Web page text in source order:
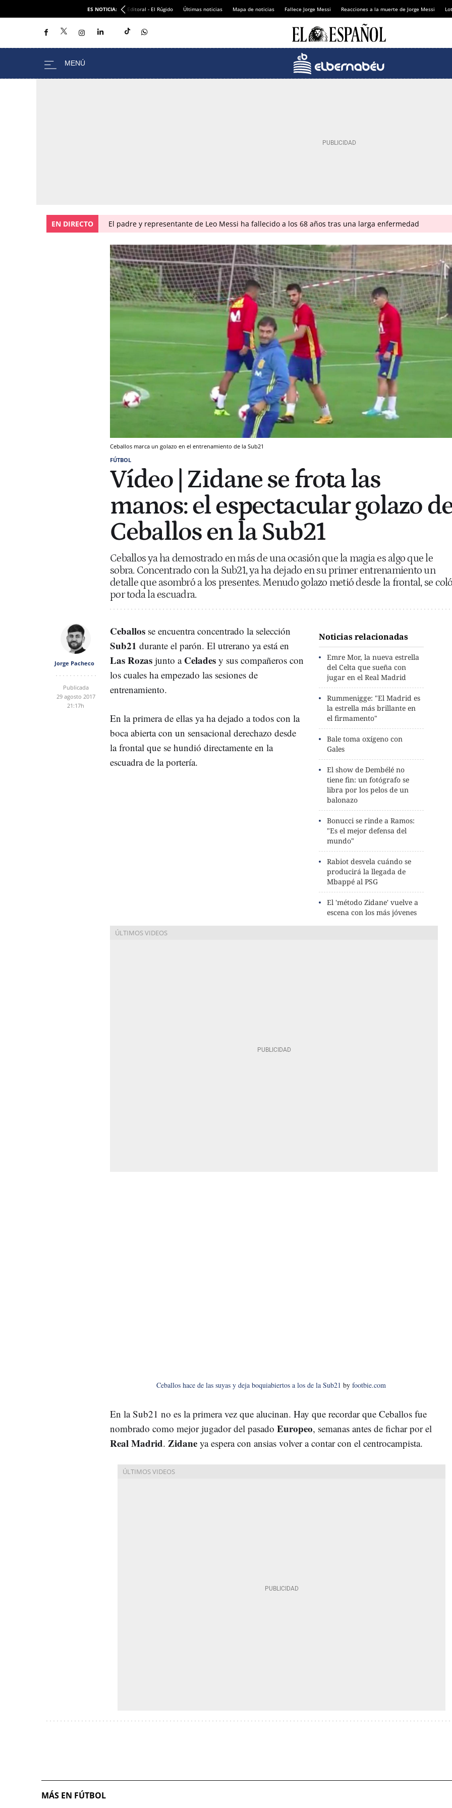
ES NOTICIA: Editoral - El Rúgido Últimas noticias Mapa de noticias Fallece Jorge Messi Reacciones a la muerte de Jorge Messi
EN DIRECTO El padre y representante de Leo Messi ha fallecido a los 68 años tras una larga enfermedad
Ceballos marca un golazo en el entrenamiento de la Sub21
FÚTBOL
Vídeo | Zidane se frota las
manos: el espectacular golazo
Ceballos en la Sub21
Ceballos ya ha demostrado en más de una ocasión que la magia es algo que le
sobra. Concentrado con la Sub21, ya ha dejado en su primer entrenamiento un
detalle que asombró a los presentes. Menudo golazo metió desde la frontal, se
por toda la escuadra.
Jorge Pacheco
Publicada
29 agosto 2017
21:17h
Noticias relacionadas
Emre Mor, la nueva estrella
del Celta que sueña con
jugar en el Real Madrid
Rummenigge: "El Madrid es
la estrella más brillante en
el firmamento"
Bale toma oxígeno con
Gales
El show de Dembélé no
tiene fin: un fotógrafo se
libra por los pelos de un
balonazo
Bonucci se rinde a Ramos:
"Es el mejor defensa del
mundo"
Rabiot desvela cuándo se
producirá la llegada de
Mbappé al PSG
El 'método Zidane' vuelve a
escena con los más jóvenes
Ceballos se encuentra concentrado la selección
Sub21 durante el parón. El utrerano ya está en
LasRozas junto a Celades y sus compañeros con
los cuales ha empezado las sesiones de
entrenamiento.
En la primera de ellas ya ha dejado a todos con la
boca abierta con un sensacional derechazo desde
la frontal que se hundió directamente en la
escuadra de la portería.
Ceballos hace de las suyas y deja boquiabiertos a los de la Sub21 by footbie.com
En la Sub21 no es la primera vez que alucinan. Hay que recordar que Ceballos fue
nombrado como mejor jugador del pasado Europeo, semanas antes de fichar por el
RealMadrid. Zidane ya espera con ansias volver a contar con el centrocampista.
MÁS EN FÚTBOL